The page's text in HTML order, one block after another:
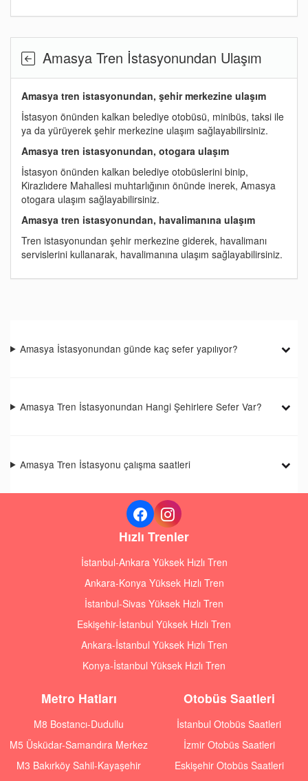
Amasya Tren İstasyonundan Ulaşım
Amasya tren istasyonundan, şehir merkezine ulaşım
İstasyon önünden kalkan belediye otobüsü, minibüs, taksi ile
ya da yürüyerek şehir merkezine ulaşım sağlayabilirsiniz.
Amasya tren istasyonundan, otogara ulaşım
İstasyon önünden kalkan belediye otobüslerini binip,
Kirazlıdere Mahallesi muhtarlığının önünde inerek, Amasya
otogara ulaşım sağlayabilirsiniz.
Amasya tren istasyonundan, havalimanına ulaşım
Tren istasyonundan şehir merkezine giderek, havalimanı
servislerini kullanarak, havalimanına ulaşım sağlayabilirsiniz.
Amasya İstasyonundan günde kaç sefer yapılıyor?
Amasya Tren İstasyonundan Hangi Şehirlere Sefer Var?
Amasya Tren İstasyonu çalışma saatleri
Hızlı Trenler
İstanbul-Ankara Yüksek Hızlı Tren
Ankara-Konya Yüksek Hızlı Tren
İstanbul-Sivas Yüksek Hızlı Tren
Eskişehir-İstanbul Yüksek Hızlı Tren
Ankara-İstanbul Yüksek Hızlı Tren
Konya-İstanbul Yüksek Hızlı Tren
Metro Hatları
M8 Bostancı-Dudullu
M5 Üsküdar-Samandıra Merkez
M3 Bakırköy Sahil-Kayaşehir
Otobüs Saatleri
İstanbul Otobüs Saatleri
İzmir Otobüs Saatleri
Eskişehir Otobüs Saatleri